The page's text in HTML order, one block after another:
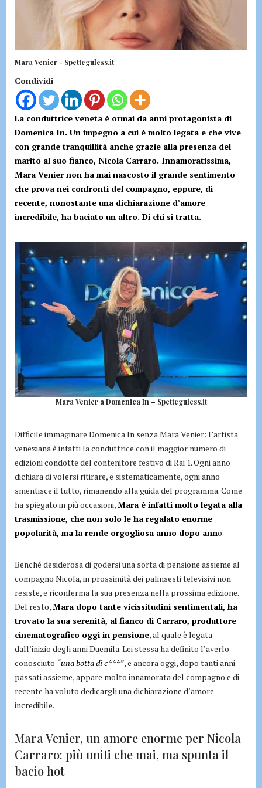
Mara Venier - Spetteguless.it
Condividi
La conduttrice veneta è ormai da anni protagonista di
Domenica In. Un impegno a cui è molto legata e che vive
con grande tranquillità anche grazie alla presenza del
marito al suo fianco, Nicola Carraro. Innamoratissima,
Mara Venier non ha mai nascosto il grande sentimento
che prova nei confronti del compagno, eppure, di
recente, nonostante una dichiarazione d’amore
incredibile, ha baciato un altro. Di chi si tratta.
Mara Venier a Domenica In – Spetteguless.it
Difficile immaginare Domenica In senza Mara Venier: l’artista
veneziana è infatti la conduttrice con il maggior numero di
edizioni condotte del contenitore festivo di Rai 1. Ogni anno
dichiara di volersi ritirare, e sistematicamente, ogni anno
smentisce il tutto, rimanendo alla guida del programma. Come
ha spiegato in più occasioni,Mara è infatti molto legata alla
trasmissione, che non solo le ha regalato enorme
popolarità, ma la rende orgogliosa anno dopo anno.
Benché desiderosa di godersi una sorta di pensione assieme al
compagno Nicola, in prossimità dei palinsesti televisivi non
resiste, e riconferma la sua presenza nella prossima edizione.
Del resto,Mara dopo tante vicissitudini sentimentali, ha
trovato la sua serenità, al fianco di Carraro, produttore
cinematografico oggi in pensione, al quale è legata
dall’inizio degli anni Duemila. Lei stessa ha definito l’averlo
conosciuto “una botta di c***”, e ancora oggi, dopo tanti anni
passati assieme, appare molto innamorata del compagno e di
recente ha voluto dedicargli una dichiarazione d’amore
incredibile.
Mara Venier, un amore enorme per Nicola
Carraro: più uniti che mai, ma spunta il
bacio hot